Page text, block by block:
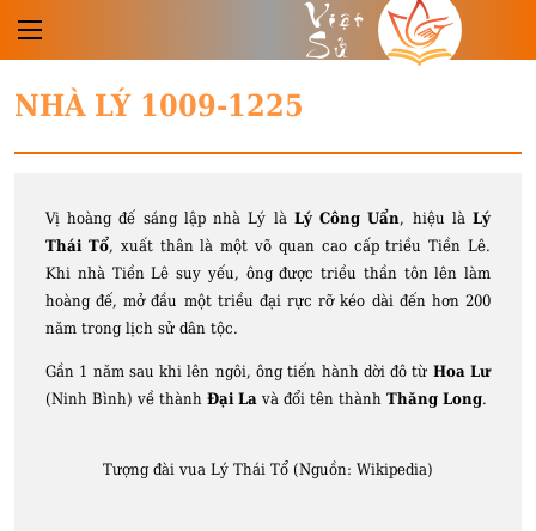
Việt
Sử
NHÀ LÝ 1009-1225
Vị hoàng đế sáng lập nhà Lý là Lý Công Uẩn, hiệu làLý
Thái Tổ, xuất thân là một võ quan cao cấp triều Tiền Lê.
Khi nhà Tiền Lê suy yếu, ông được triều thần tôn lên làm
hoàng đế, mở đầu một triều đại rực rỡ kéo dài đến hơn 200
năm trong lịch sử dân tộc.
Gần 1 năm sau khi lên ngôi, ông tiến hành dời đô từ Hoa Lư
(Ninh Bình) về thành Đại La và đổi tên thành Thăng Long.
Tượng đài vua Lý Thái Tổ (Nguồn: Wikipedia)